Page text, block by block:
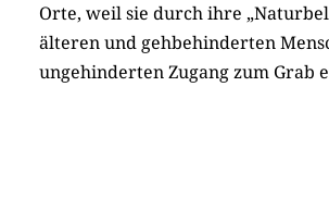
Orte, weil sie durch ihre
älteren und gehbehinderten
ungehinderten Zugang zum Grab